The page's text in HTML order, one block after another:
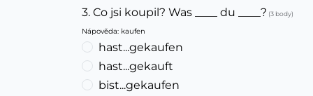
3. Co jsi koupil? Was ____ du ____? (3 body)
Nápověda: kaufen
hast...gekaufen
hast...gekauft
bist...gekaufen